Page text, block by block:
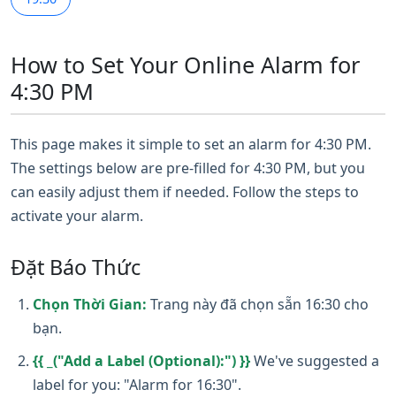
How to Set Your Online Alarm for
4:30 PM
This page makes it simple to set an alarm for 4:30 PM.
The settings below are pre-filled for 4:30 PM, but you
can easily adjust them if needed. Follow the steps to
activate your alarm.
Đặt Báo Thức
Chọn Thời Gian: Trang này đã chọn sẵn 16:30 cho
bạn.
{{ _("Add a Label (Optional):") }}We've suggested a
label for you: "Alarm for 16:30".